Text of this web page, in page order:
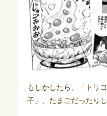
もしかしたら、「トリ
子」、たまごだったり